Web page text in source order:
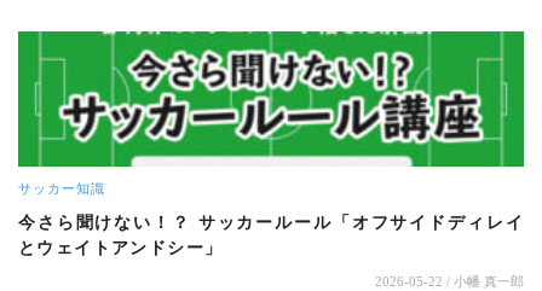
サッカー知識
今さら聞けない！？ サッカールール「オフサイドディレイ
とウェイトアンドシー」
2026-05-22 / 小幡 真一郎